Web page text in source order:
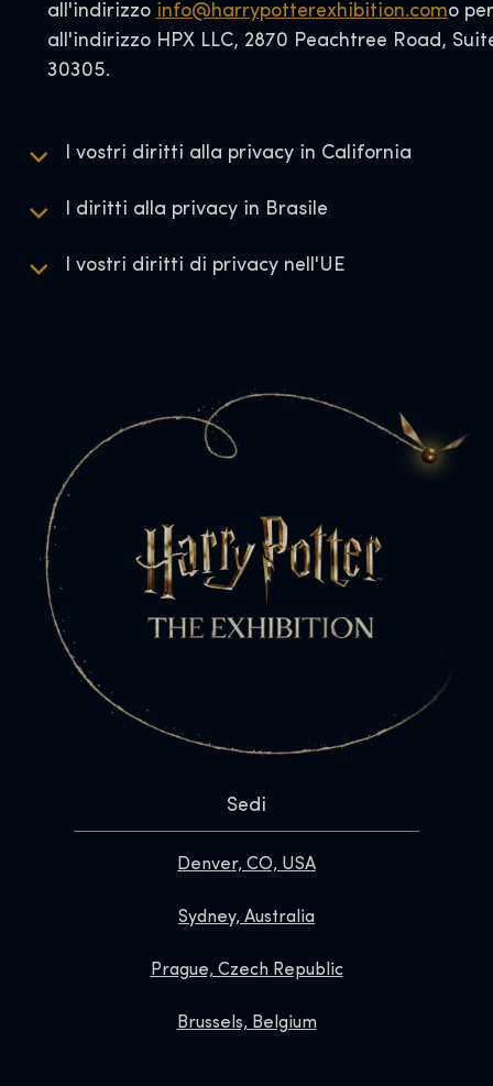
all'indirizzo info@harrypotterexhibition.como
all'indirizzo HPX LLC, 2870 Peachtree Road,
30305.
I vostri diritti alla privacy in California
I diritti alla privacy in Brasile
I vostri diritti di privacy nell'UE
Sedi
Denver, CO, USA
Sydney, Australia
Prague, Czech Republic
Brussels, Belgium